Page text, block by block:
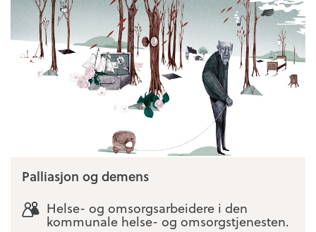
Palliasjon og demens
Helse- og omsorgsarbeidere i den
kommunale helse- og omsorgstjenesten.